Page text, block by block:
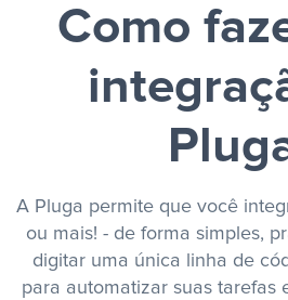
Como
A Pluga permite que você
ou mais! - de forma simples,
digitar uma única linha de
para automatizar suas tarefas